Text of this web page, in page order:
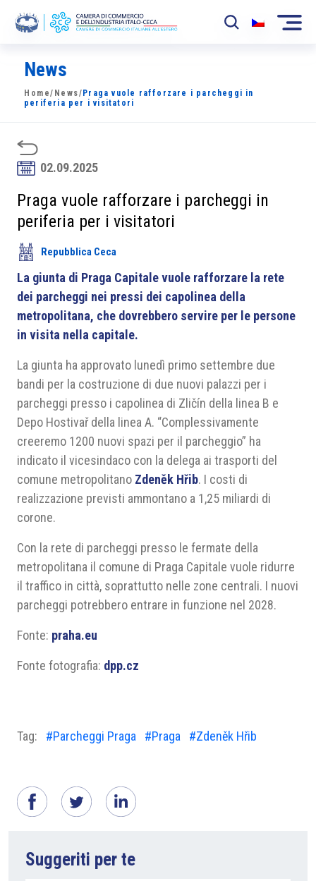
La Camera
News
Sviluppo Mercato
Soci
Partner
Progetti
Area riservata
News
Home/ News/ Praga vuole rafforzare i parcheggi in
periferia per i visitatori
02.09.2025
Praga vuole rafforzare i parcheggi in
periferia per i visitatori
Repubblica Ceca
La giunta di Praga Capitale vuole rafforzare la rete
dei parcheggi nei pressi dei capolinea della
metropolitana, che dovrebbero servire per le persone
in visita nella capitale.
La giunta ha approvato lunedì primo settembre due
bandi per la costruzione di due nuovi palazzi per i
parcheggi presso i capolinea di Zličín della linea B e
Depo Hostivař della linea A. “Complessivamente
creeremo 1200 nuovi spazi per il parcheggio” ha
indicato il vicesindaco con la delega ai trasporti del
comune metropolitano Zdeněk Hřib. I costi di
realizzazione previsti ammontano a 1,25 miliardi di
corone.
Con la rete di parcheggi presso le fermate della
metropolitana il comune di Praga Capitale vuole ridurre
il traffico in città, soprattutto nelle zone centrali. I nuovi
parcheggi potrebbero entrare in funzione nel 2028.
Fonte: praha.eu
Fonte fotografia: dpp.cz
Tag: #Parcheggi Praga #Praga #Zdeněk Hřib
Suggeriti per te